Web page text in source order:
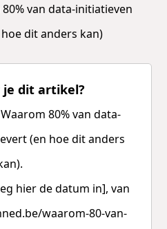
van data-initiatieven
dit anders kan)
je dit artikel?
80% van data-
(en hoe dit anders
hier de datum in], van
waarom-80-van-